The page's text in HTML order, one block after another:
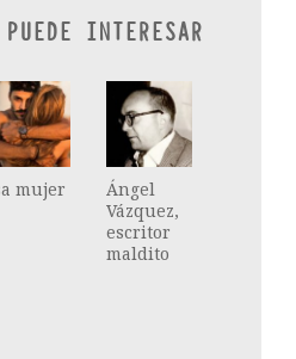
INTERESAR
mujer
Ángel
Vázquez,
escritor
maldito